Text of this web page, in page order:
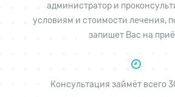
администратор и
условиям и стоимости лечения,
запишет Вас на
Консультация займёт всего